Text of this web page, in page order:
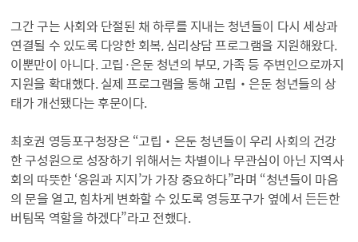
그간 구는 사회와 단절된 채 하루를 지내는 청년들이 다시 세상과
연결될 수 있도록 다양한 회복, 심리상담 프로그램을 지원해왔다.
이뿐만이 아니다. 고립·은둔 청년의 부모, 가족 등 주변인으로까지
지원을 확대했다. 실제 프로그램을 통해 고립‧은둔 청년들의 상
태가 개선됐다는 후문이다.
최호권 영등포구청장은 “고립‧은둔 청년들이 우리 사회의 건강
한 구성원으로 성장하기 위해서는 차별이나 무관심이 아닌 지역사
회의 따뜻한 ‘응원과 지지’가 가장 중요하다”라며 “청년들이 마음
의 문을 열고, 힘차게 변화할 수 있도록 영등포구가 옆에서 든든한
버팀목 역할을 하겠다”라고 전했다.